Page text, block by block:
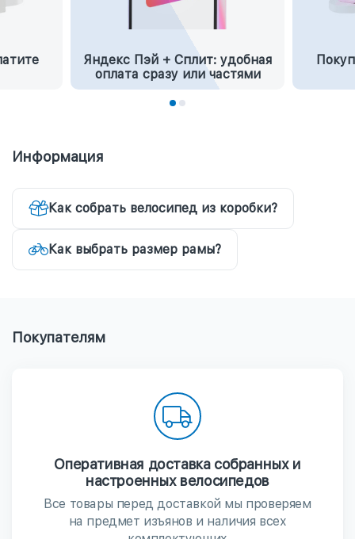
Яндекс Пэй + Сплит: удобная
оплата сразу или частями
Информация
Как собрать велосипед из коробки?
Как выбрать размер рамы?
Покупателям
Оперативная доставка собранных и
настроенных велосипедов
Все товары перед доставкой мы проверяем
на предмет изъянов и наличия всех